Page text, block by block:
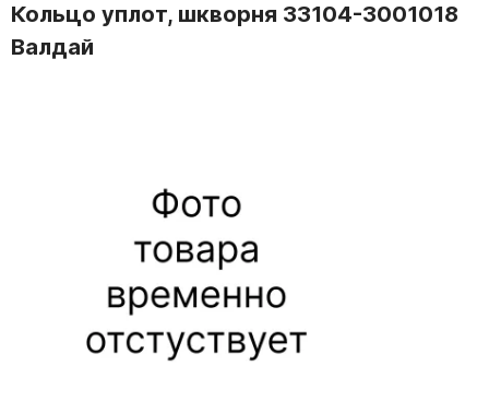
Кольцо уплот, шкворня 33104-3001018
Валдай